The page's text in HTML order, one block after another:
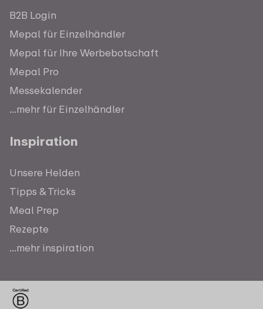
B2B Login
Mepal für Einzelhändler
Mepal für Ihre Werbebotschaft
Mepal Pro
Messekalender
...mehr für Einzelhändler
Inspiration
Unsere Helden
Tipps & Tricks
Meal Prep
Rezepte
...mehr inspiration